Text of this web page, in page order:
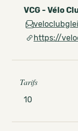
VCG - Vélo
https://
Tarifs
10